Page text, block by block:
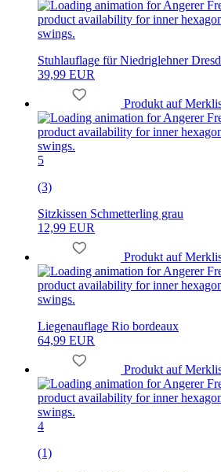
Stuhlauflage für Niedriglehner
39,99 EUR
Produkt auf
5
(3)
Sitzkissen Schmetterling grau
12,99 EUR
Produkt auf
Liegenauflage Rio bordeaux
64,99 EUR
Produkt auf
4
(1)